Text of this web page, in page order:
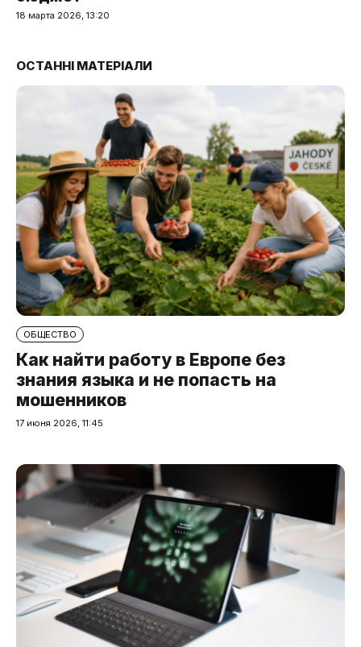
18 марта 2026, 13:20
ОСТАННІ МАТЕРІАЛИ
ОБЩЕСТВО
Как найти работу в Европе без
знания языка и не попасть на
мошенников
17 июня 2026, 11:45